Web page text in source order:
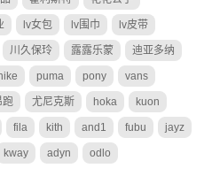
lv女包 lv围巾 lv皮带
川久保玲 露露乐蒙 迪亚多纳
puma pony vans
跑 尤尼克斯 hoka kuon
fila kith and1 fubu jayz
kway adyn odlo